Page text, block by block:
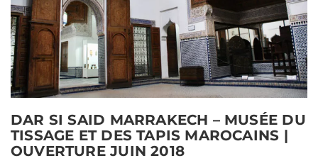
DAR SI SAID MARRAKECH – MUSÉE DU
TISSAGE ET DES TAPIS MAROCAINS |
OUVERTURE JUIN 2018